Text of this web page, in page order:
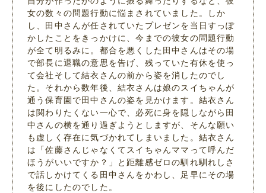
女の数々の問題行動に悩まされていました。しか
し、田中さんが任されていたプレゼンを当日すっぽ
かしたことをきっかけに、今までの彼女の問題行動
が全て明るみに。都合を悪くした田中さんはその場
で部長に退職の意思を告げ、残っていた有休を使っ
て会社そして結衣さんの前から姿を消したのでし
た。それから数年後、結衣さんは娘のスイちゃんが
通う保育園で田中さんの姿を見かけます。結衣さん
は関わりたくない一心で、必死に身を隠しながら田
中さんの横を通り過ぎようとしますが、そんな願い
も虚しく存在に気づかれてしまいました。結衣さん
は「佐藤さんじゃなくてスイちゃんママって呼んだ
ほうがいいですか？」と距離感ゼロの馴れ馴れしさ
で話しかけてくる田中さんをかわし、足早にその場
を後にしたのでした。